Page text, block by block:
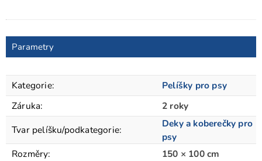
Parametry
Kategorie:
Pelíšky pro psy
Záruka:
2 roky
Tvar pelíšku/podkategorie:
Deky a koberečky pro
psy
Rozměry:
150 × 100 cm